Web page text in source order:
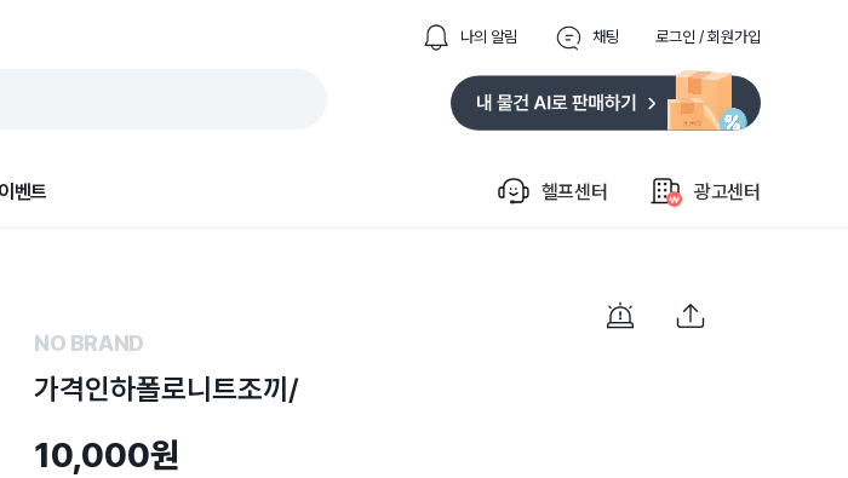
나의 알림 채팅 로그인 / 회원가입
이벤트 헬프센터 광고센터
NO BRAND
가격인하폴로니트조끼/
10,000원